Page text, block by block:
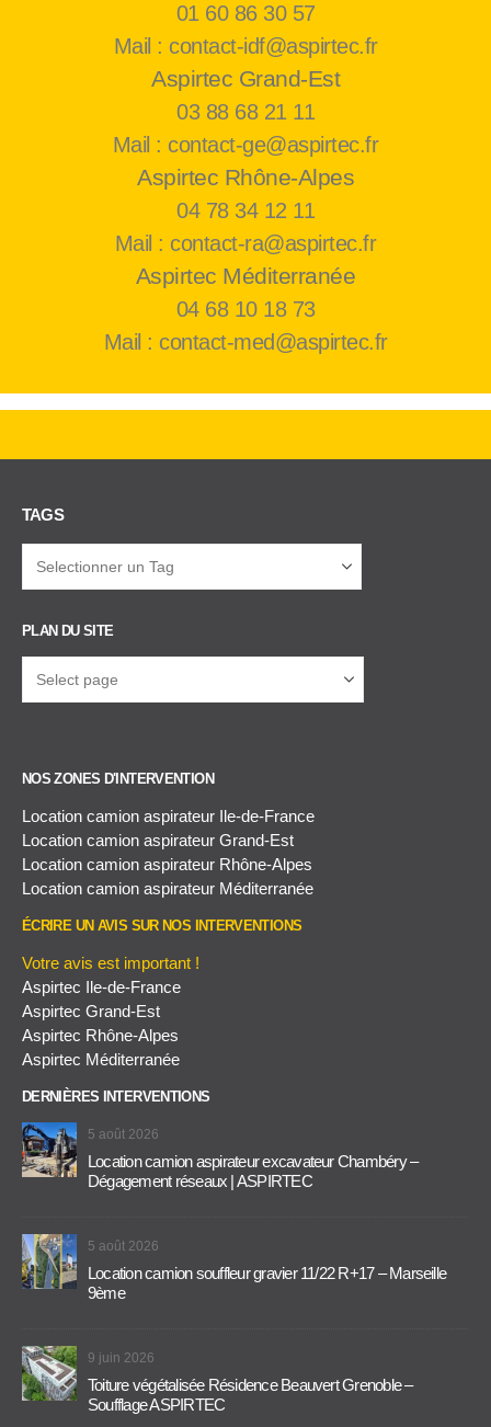
01 60 86 30 57
Mail : contact-idf@aspirtec.fr
Aspirtec Grand-Est
03 88 68 21 11
Mail : contact-ge@aspirtec.fr
Aspirtec Rhône-Alpes
04 78 34 12 11
Mail : contact-ra@aspirtec.fr
Aspirtec Méditerranée
04 68 10 18 73
Mail : contact-med@aspirtec.fr
TAGS
PLAN DU SITE
NOS ZONES D'INTERVENTION
Location camion aspirateur Ile-de-France
Location camion aspirateur Grand-Est
Location camion aspirateur Rhône-Alpes
Location camion aspirateur Méditerranée
ÉCRIRE UN AVIS SUR NOS INTERVENTIONS
Votre avis est important !
Aspirtec Ile-de-France
Aspirtec Grand-Est
Aspirtec Rhône-Alpes
Aspirtec Méditerranée
DERNIÈRES INTERVENTIONS
5 août 2026
Location camion aspirateur excavateur Chambéry –
Dégagement réseaux | ASPIRTEC
5 août 2026
Location camion souffleur gravier 11/22 R+17 – Marseille
9ème
9 juin 2026
Toiture végétalisée Résidence Beauvert Grenoble –
Soufflage ASPIRTEC